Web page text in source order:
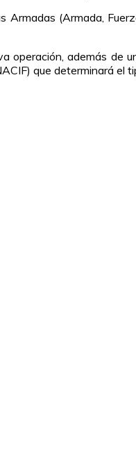
Armadas (Armada,
operación, además de
que determinará el